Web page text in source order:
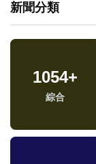
新聞分類
1054+
綜合